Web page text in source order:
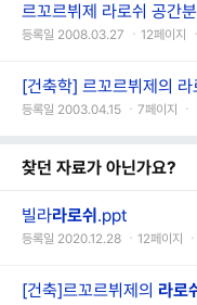
르꼬르뷔제 라로쉬 공간
등록일 2008.03.27 ㆍ12페이지 ㆍ
[건축학] 르꼬르뷔제의
등록일 2003.04.15 ㆍ7페이지 ㆍ
찾던 자료가 아닌가요?
빌라라로쉬 .ppt
등록일 2020.12.28 ㆍ12페이지 ㆍ
[건축]르꼬르뷔제의 라로